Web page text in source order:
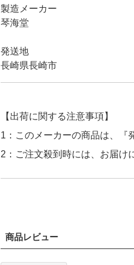
製造メーカー
琴海堂
発送地
長崎県長崎市
【出荷に関する注意事項】
1：このメーカーの商品は、『
2：ご注文殺到時には、お届け
商品レビュー